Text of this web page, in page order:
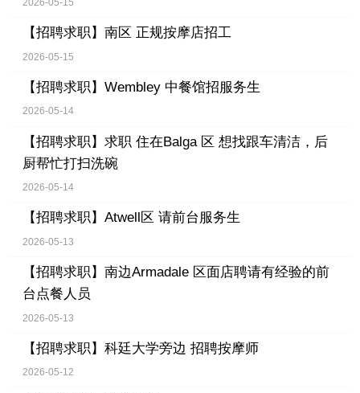
2026-05-15
【招聘求职】 南区 正规按摩店招工
2026-05-15
【招聘求职】 Wembley 中餐馆招服务生
2026-05-14
【招聘求职】 求职 住在Balga 区 想找跟车清洁，后
厨帮忙打扫洗碗
2026-05-14
【招聘求职】 Atwell区 请前台服务生
2026-05-13
【招聘求职】 南边Armadale 区面店聘请有经验的前
台点餐人员
2026-05-13
【招聘求职】 科廷大学旁边 招聘按摩师
2026-05-12